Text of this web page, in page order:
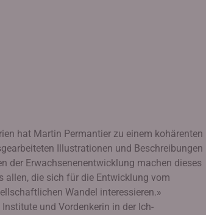
hat Martin Permantier zu einem kohärenten
Illustrationen und Beschreibungen
der Erwachsenenentwicklung machen dieses
allen, die sich für die Entwicklung vom
Wandel interessieren.»
und Vordenkerin in der Ich-